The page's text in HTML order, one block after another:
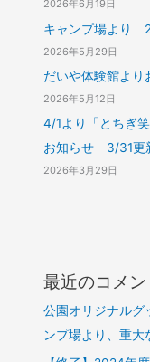
2026年6月19日
キャンプ場より
2026年5月29日
だいや体験館より
2026年5月12日
4/1より「とちぎ
お知らせ 3/31更
2026年3月29日
最近のコメン
公園オリジナルグ
ンプ場より、重